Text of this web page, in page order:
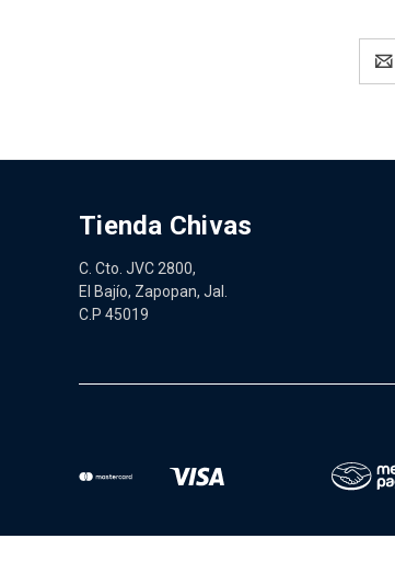
Tienda Chivas
C. Cto. JVC 2800,
El Bajío, Zapopan, Jal.
C.P 45019